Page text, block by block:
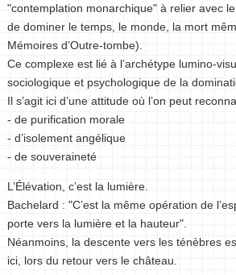
"contemplation monarchique" à relier avec
de dominer le temps, le monde, la mort
Mémoires d’Outre-tombe).
Ce complexe est lié à l’archétype lumino-
sociologique et psychologique de la
Il s’agit ici d’une attitude où l’on peut
- de purification morale
- d’isolement angélique
- de souveraineté
L’Élévation, c’est la lumière.
Bachelard : "C’est la même opération de
porte vers la lumière et la hauteur".
Néanmoins, la descente vers les ténèbres
ici, lors du retour vers le château.